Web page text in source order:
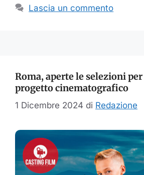
Lascia un commento
Roma, aperte le selezioni
progetto cinematografico
1 Dicembre 2024 di Redazione